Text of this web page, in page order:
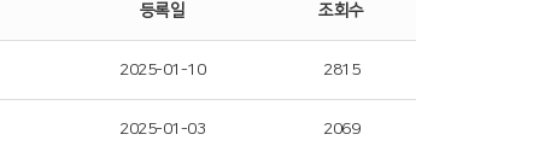
등록일 조회수
2025-01-10 2815
2025-01-03 2069